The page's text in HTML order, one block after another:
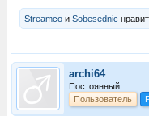
Streamco иSobesednic
archi64
Постоянный
Пользователь